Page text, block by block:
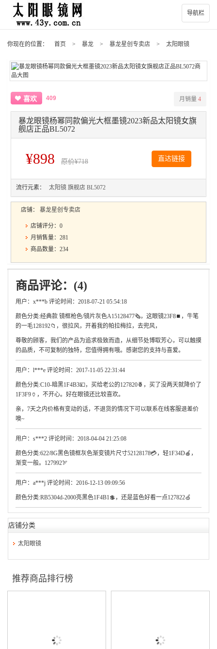
导航栏
你现在的位置： 首页 > 暴龙 > 暴龙星创专卖店 > 太阳眼镜
喜欢 409 月销量 4
暴龙眼镜杨幂同款偏光大框墨镜2023新品太阳镜女旗
舰店正品BL5072
¥898 原价¥718 直达链接
流行元素： 太阳镜 旗舰店 BL5072
店铺： 暴龙星创专卖店
店铺评分：0
月销售量：281
商品数量：234
商品评论：(4)
用户：x***b 评论时间：2018-07-21 05:54:18
颜色分类:经典款 镜框枪色/镜片灰色A15128477🗞，这眼镜23F8⏹，牛笔
的一毛128192📁，很拉风，开着我的帕拉梅拉，去兜风，
尊敬的顾客，我们的产品为追求极致而造，从细节处博取芳心，可以触摸
的品质，不可复制的独特，您值得拥有哦。感谢您的支持与喜爱。
用户：l***e 评论时间：2017-11-05 22:31:44
颜色分类:C10-暗黑1F4B3💴，买给老公的127820🍍，买了没两天就降价了
1F3F9🏺，不开心。好在眼镜还比较喜欢。
亲，7天之内价格有变动的话，不退货的情况下可以联系在线客服退差价
噢~
用户：s***2 评论时间：2018-04-04 21:25:08
颜色分类:622/8G黑色镜框灰色渐变镜片尺寸52128178💳，轻1F34D🍎，
渐变一般。127992🏹
用户：a***j 评论时间：2016-12-13 09:09:56
颜色分类:RB5304d-2000亮黑色1F4B1💲，还是蓝色好看一点127822🍏
店铺分类
太阳眼镜
推荐商品排行榜